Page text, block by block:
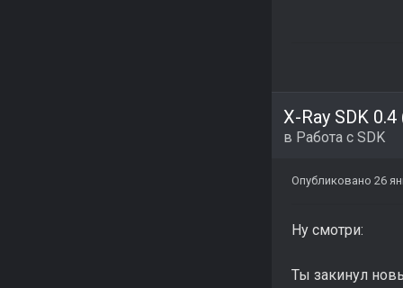
X-Ray SDK 0.4
в Работа с SDK
Опубликовано 26
Ну смотри:
Ты закинул